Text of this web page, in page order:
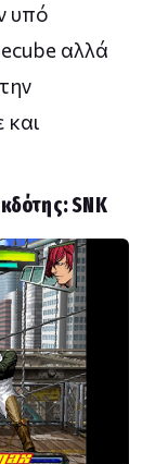
υπό
αλλά
και
SNK